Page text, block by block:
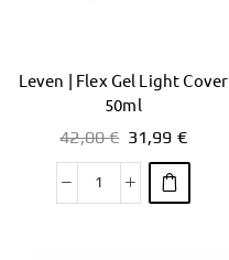
Leven | Flex Gel Light Cover
50ml
42,00€ 31,99 €